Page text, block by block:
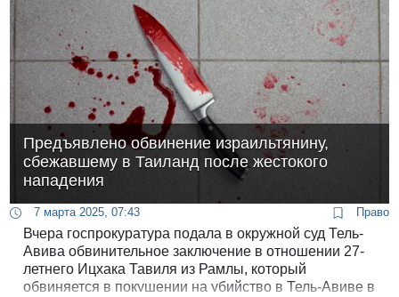
Предъявлено обвинение израильтянину,
сбежавшему в Таиланд после жестокого
нападения
7 марта 2025, 07:43 Право
Вчера госпрокуратура подала в окружной суд Тель-
Авива обвинительное заключение в отношении 27-
летнего Ицхака Тавиля из Рамлы, который
обвиняется в покушении на убийство в Тель-Авиве в